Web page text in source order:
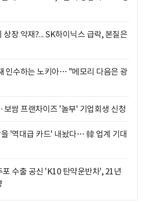
상장 악재?... SK하이닉스 급락, 본질은
인수하는 노키아… "메모리 다음은 광
보쌈 프랜차이즈 '놀부' 기업회생 신청
'역대급 카드' 내놨다… 韓 업계 기대
수출 공신 'K10 탄약운반차', 21년